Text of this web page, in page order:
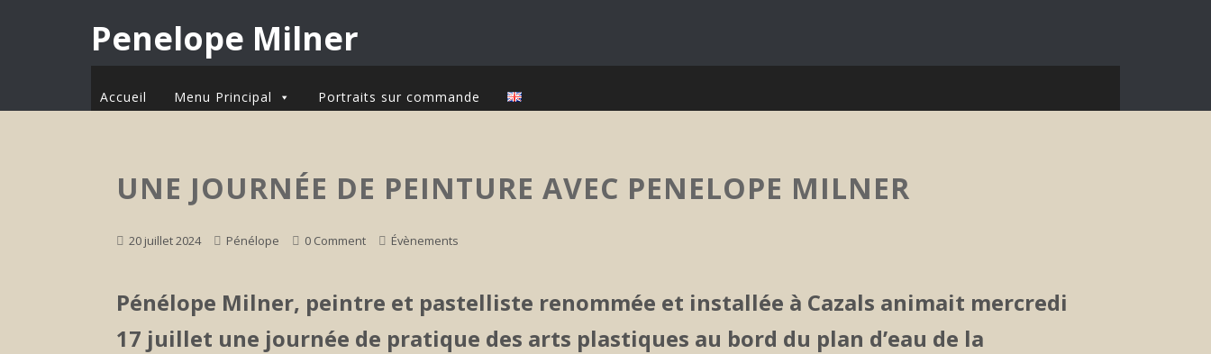
Penelope Milner
Accueil Menu Principal Portraits sur commande
UNE JOURNÉE DE PEINTURE AVEC PENELOPE MILNER
20 juillet 2024 Pénélope 0 Comment Évènements
Pénélope Milner, peintre et pastelliste renommée et installée à Cazals animait mercredi
17 juillet une journée de pratique des arts plastiques au bord du plan d’eau de la